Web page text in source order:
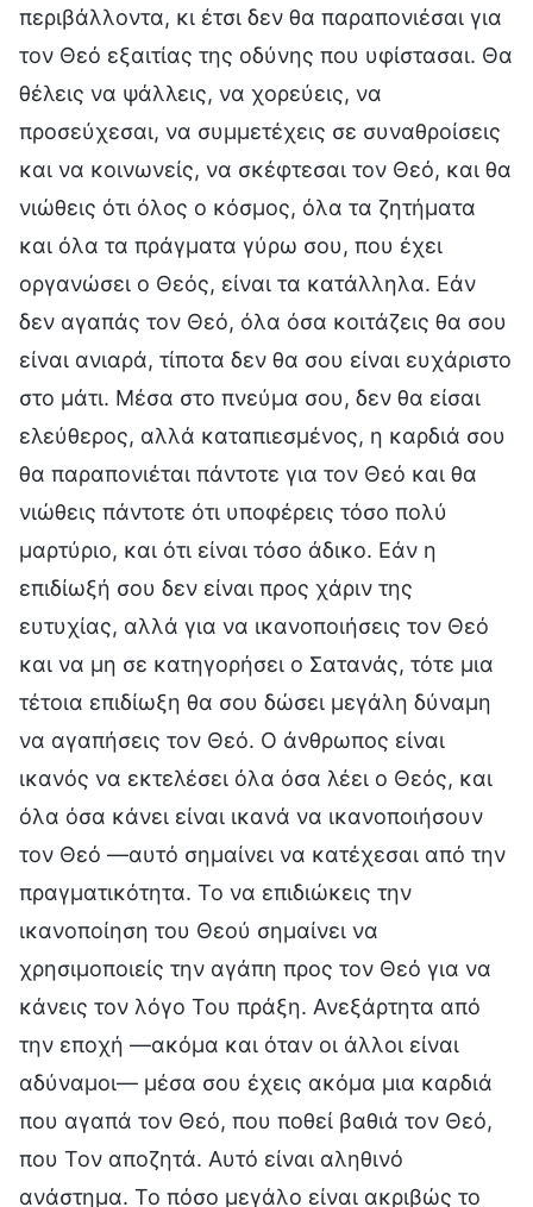
περιβάλλοντα, κι έτσι δεν θα παραπονιέσαι για
τον Θεό εξαιτίας της οδύνης που υφίστασαι. Θα
θέλεις να ψάλλεις, να χορεύεις, να
προσεύχεσαι, να συμμετέχεις σε συναθροίσεις
και να κοινωνείς, να σκέφτεσαι τον Θεό, και θα
νιώθεις ότι όλος ο κόσμος, όλα τα ζητήματα
και όλα τα πράγματα γύρω σου, που έχει
οργανώσει ο Θεός, είναι τα κατάλληλα. Εάν
δεν αγαπάς τον Θεό, όλα όσα κοιτάζεις θα σου
είναι ανιαρά, τίποτα δεν θα σου είναι ευχάριστο
στο μάτι. Μέσα στο πνεύμα σου, δεν θα είσαι
ελεύθερος, αλλά καταπιεσμένος, η καρδιά σου
θα παραπονιέται πάντοτε για τον Θεό και θα
νιώθεις πάντοτε ότι υποφέρεις τόσο πολύ
μαρτύριο, και ότι είναι τόσο άδικο. Εάν η
επιδίωξή σου δεν είναι προς χάριν της
ευτυχίας, αλλά για να ικανοποιήσεις τον Θεό
και να μη σε κατηγορήσει ο Σατανάς, τότε μια
τέτοια επιδίωξη θα σου δώσει μεγάλη δύναμη
να αγαπήσεις τον Θεό. Ο άνθρωπος είναι
ικανός να εκτελέσει όλα όσα λέει ο Θεός, και
όλα όσα κάνει είναι ικανά να ικανοποιήσουν
τον Θεό —αυτό σημαίνει να κατέχεσαι από την
πραγματικότητα. Το να επιδιώκεις την
ικανοποίηση του Θεού σημαίνει να
χρησιμοποιείς την αγάπη προς τον Θεό για να
κάνεις τον λόγο Του πράξη. Ανεξάρτητα από
την εποχή —ακόμα και όταν οι άλλοι είναι
αδύναμοι— μέσα σου έχεις ακόμα μια καρδιά
που αγαπά τον Θεό, που ποθεί βαθιά τον Θεό,
που Τον αποζητά. Αυτό είναι αληθινό
ανάστημα. Το πόσο μεγάλο είναι ακριβώς το